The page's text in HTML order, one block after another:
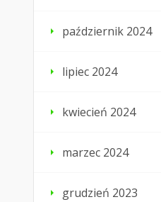
październik 2024
lipiec 2024
kwiecień 2024
marzec 2024
grudzień 2023